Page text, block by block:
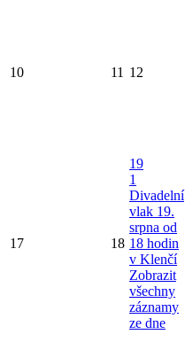
10 11 12
17 18
19
1
Divadelní
vlak 19.
srpna od
18 hodin
v Klenčí
Zobrazit
všechny
záznamy
ze dne